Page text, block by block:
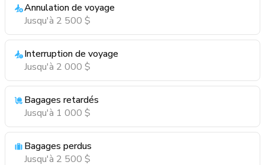
Annulation de voyage
Jusqu'à 2 500 $
Interruption de voyage
Jusqu'à 2 000 $
Bagages retardés
Jusqu'à 1 000 $
Bagages perdus
Jusqu'à 2 500 $